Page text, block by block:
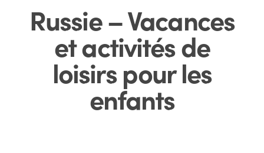
Russie – Vacances
et activités de
loisirs pour les
enfants